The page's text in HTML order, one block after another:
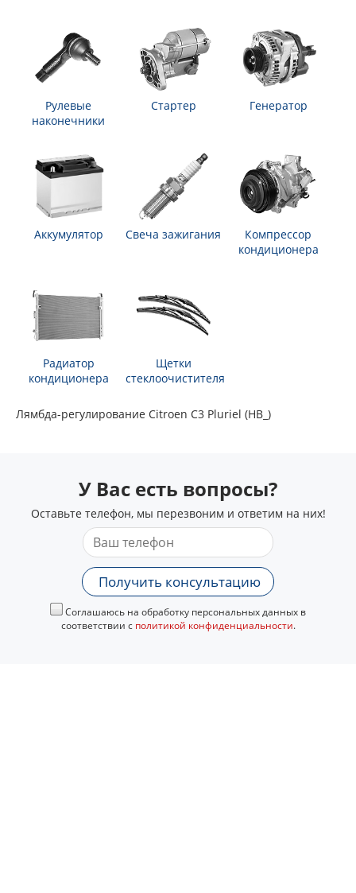
Рулевые
наконечники
Стартер Генератор
Аккумулятор Свеча зажигания
Компрессор
кондиционера
Радиатор
кондиционера
Щетки
стеклоочистителя
Лямбда-регулирование Citroen C3 Pluriel (HB_)
У Вас есть вопросы?
Оставьте телефон, мы перезвоним и ответим на них!
Получить консультацию
Соглашаюсь на обработку персональных данных в
соответствии с политикой конфиденциальности.